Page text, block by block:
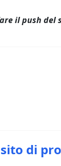
il push
di